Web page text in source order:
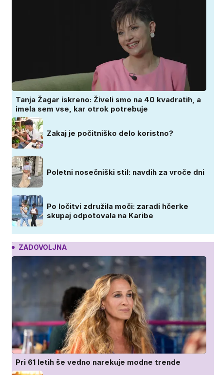
Tanja Žagar iskreno: Živeli smo na 40 kvadratih, a
imela sem vse, kar otrok potrebuje
Zakaj je počitniško delo koristno?
Poletni nosečniški stil: navdih za vroče dni
Po ločitvi združila moči: zaradi hčerke
skupaj odpotovala na Karibe
ZADOVOLJNA
Pri 61 letih še vedno narekuje modne trende